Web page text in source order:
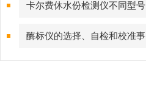
卡尔费休水份检测仪不同型号
的特点
酶标仪的选择、自检和校准事
项